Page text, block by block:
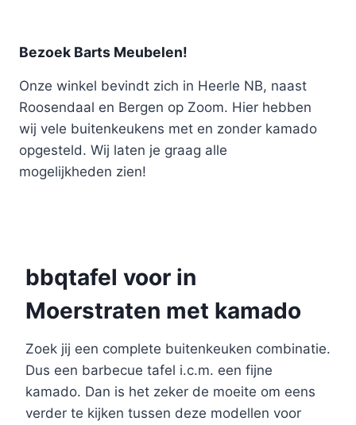
Bezoek Barts Meubelen!
Onze winkel bevindt zich in Heerle NB, naast
Roosendaal en Bergen op Zoom. Hier hebben
wij vele buitenkeukens met en zonder kamado
opgesteld. Wij laten je graag alle
mogelijkheden zien!
bbqtafel voor in
Moerstraten met kamado
Zoek jij een complete buitenkeuken combinatie.
Dus een barbecue tafel i.c.m. een fijne
kamado. Dan is het zeker de moeite om eens
verder te kijken tussen deze modellen voor